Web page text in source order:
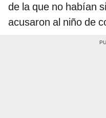
de la que no habían
acusaron al niño de